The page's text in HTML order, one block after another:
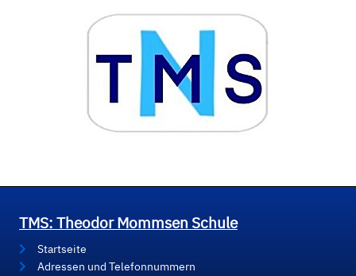
TMS: Theodor Mommsen Schule
Startseite
Adressen und Telefonnummern